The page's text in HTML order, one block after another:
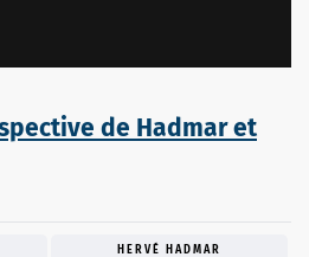
de Hadmar et
HERVÉ HADMAR